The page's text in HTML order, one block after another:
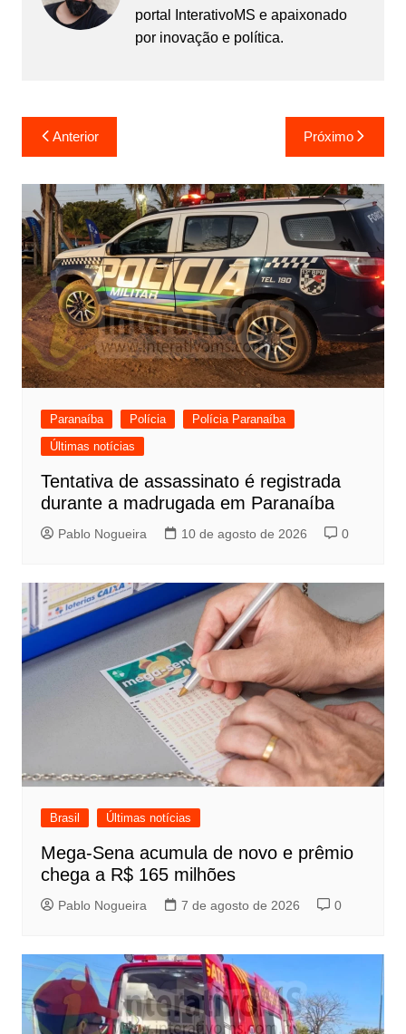
portal InterativoMS e apaixonado
por inovação e política.
Navegação
de
Post
Anterior Próximo
Paranaíba Polícia
Polícia Paranaíba
Últimas notícias
Tentativa de assassinato é registrada
durante a madrugada em Paranaíba
Pablo Nogueira 10 de agosto de 2026 0
Brasil Últimas notícias
Mega-Sena acumula de novo e prêmio
chega a R$ 165 milhões
Pablo Nogueira 7 de agosto de 2026 0